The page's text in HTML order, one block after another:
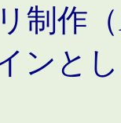
制作
ンと